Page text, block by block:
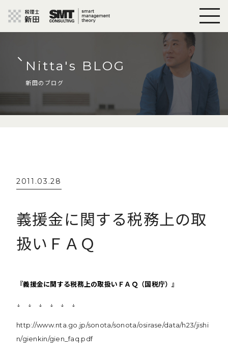
Nitta's BLOG
新田のブログ
2011.03.28
義援金に関する税務上の取
扱いＦＡＱ
『義援金に関する税務上の取扱いＦＡＱ（国税庁）』
↓ ↓ ↓ ↓ ↓ ↓
http://www.nta.go.jp/sonota/sonota/osirase/data/h23/jishi
n/gienkin/gien_faq.pdf